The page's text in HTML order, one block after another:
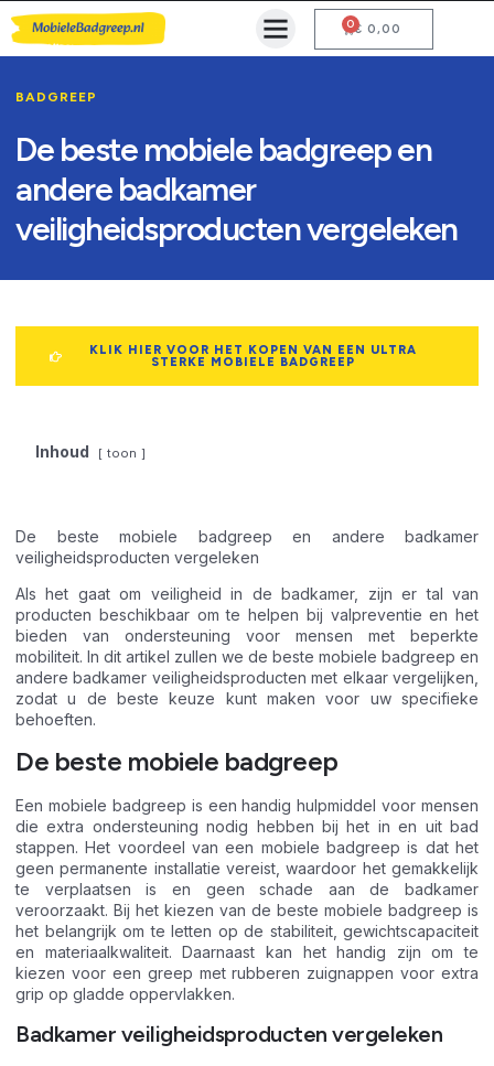
€ 0,00
0
BADGREEP
De beste mobiele badgreep en
andere badkamer
veiligheidsproducten vergeleken
KLIK HIER VOOR HET KOPEN VAN EEN ULTRA
STERKE MOBIELE BADGREEP
Inhoud toon
De beste mobiele badgreep en andere badkamer
veiligheidsproducten vergeleken
Als het gaat om veiligheid in de badkamer, zijn er tal van
producten beschikbaar om te helpen bij valpreventie en het
bieden van ondersteuning voor mensen met beperkte
mobiliteit. In dit artikel zullen we de beste mobiele badgreep en
andere badkamer veiligheidsproducten met elkaar vergelijken,
zodat u de beste keuze kunt maken voor uw specifieke
behoeften.
De beste mobiele badgreep
Een mobiele badgreep is een handig hulpmiddel voor mensen
die extra ondersteuning nodig hebben bij het in en uit bad
stappen. Het voordeel van een mobiele badgreep is dat het
geen permanente installatie vereist, waardoor het gemakkelijk
te verplaatsen is en geen schade aan de badkamer
veroorzaakt. Bij het kiezen van de beste mobiele badgreep is
het belangrijk om te letten op de stabiliteit, gewichtscapaciteit
en materiaalkwaliteit. Daarnaast kan het handig zijn om te
kiezen voor een greep met rubberen zuignappen voor extra
grip op gladde oppervlakken.
Badkamer veiligheidsproducten vergeleken